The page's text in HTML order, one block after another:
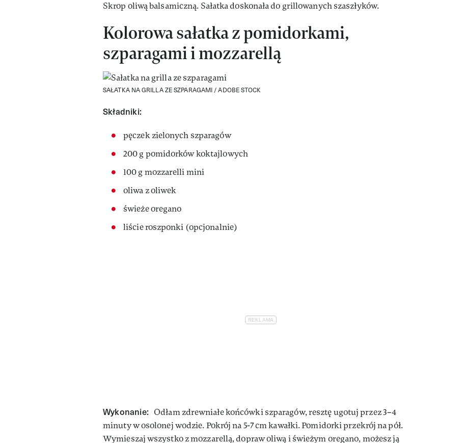
Skrop oliwą balsamiczną. Sałatka doskonała do grillowanych szaszłyków.
Kolorowa sałatka z pomidorkami,
szparagami i mozzarellą
SAŁATKA NA GRILLA ZE SZPARAGAMI /ADOBE STOCK
Składniki:
pęczek zielonych szparagów
200 g pomidorków koktajlowych
100 g mozzarelli mini
oliwa z oliwek
świeże oregano
liście roszponki (opcjonalnie)
Wykonanie: Odłam zdrewniałe końcówki szparagów, resztę ugotuj przez 3–4
minuty w osolonej wodzie. Pokrój na 5-7 cm kawałki. Pomidorki przekrój na pół.
Wymieszaj wszystko z mozzarellą, dopraw oliwą i świeżym oregano, możesz ją